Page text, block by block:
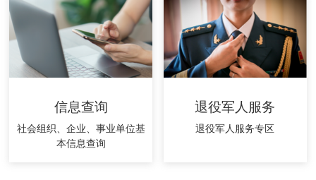
信息查询
社会组织、企业、事业单位基
本信息查询
退役军人服务
退役军人服务专区